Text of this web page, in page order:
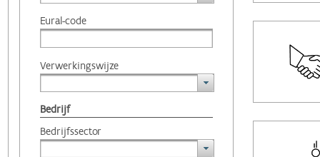
Eural-code
Verwerkingswijze
Bedrijf
Bedrijfssector